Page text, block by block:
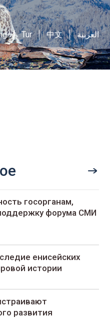
Tur 中文 العربية
госорганам,
форума СМИ
енисейских
истории
развития